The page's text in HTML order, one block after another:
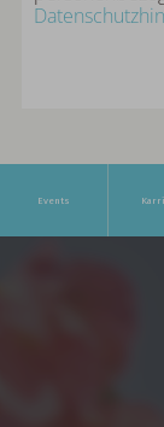
Events